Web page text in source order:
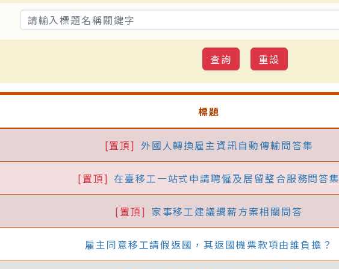
標題
[置頂] 外國人轉換雇主資訊自動傳輸問答集
[置頂] 在臺移工一站式申請聘僱及居留整合服務問答集
[置頂] 家事移工建議調薪方案相關問答
雇主同意移工請假返國，其返國機票款項由誰負擔？